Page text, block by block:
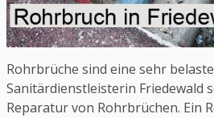
Rohrbrüche sind eine sehr
Sanitärdienstleisterin Friedewald
Reparatur von Rohrbrüchen. Ein